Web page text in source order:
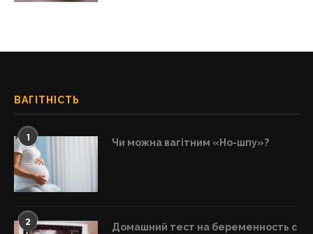
ВАГІТНІСТЬ
1 Чи можна вагітним «Но-шпу»?
2
Домашний тест на беременность с